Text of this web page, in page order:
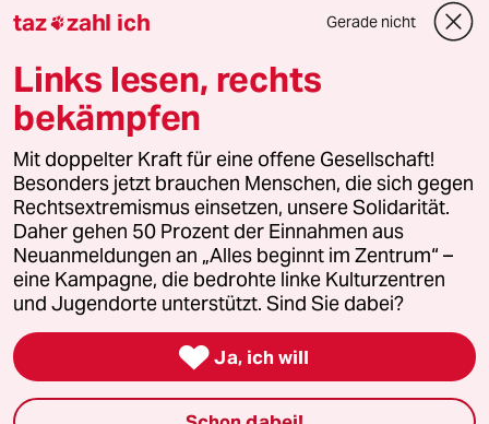
Downloads für Abonnierende
© 2026 taz Verlags und Vertriebs GmbH
Alle Rechte vorbehalten. Bei rechtlichen Fragen oder für Genehmigungen
wenden Sie sich bitte an lizenzen@taz.de
Feedback Redaktionsstatut Kommune-Richtlinien
Leitlinie Informant Datenschutz Impressum AGB
Seitenwende Einwilligungen widerrufen (Ads)
taz zahl ich Gerade nicht
Links lesen, rechts
bekämpfen
Mit doppelter Kraft für eine offene Gesellschaft!
Besonders jetzt brauchen Menschen, die sich gegen
Rechtsextremismus einsetzen, unsere Solidarität.
Daher gehen 50 Prozent der Einnahmen aus
Neuanmeldungen an „Alles beginnt im Zentrum“ –
eine Kampagne, die bedrohte linke Kulturzentren
und Jugendorte unterstützt. Sind Sie dabei?
 Ja, ich will